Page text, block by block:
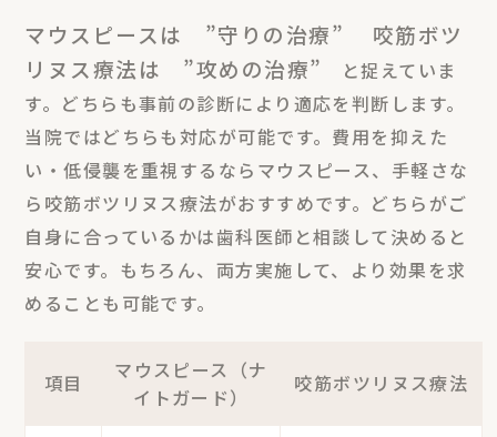
マウスピースは ”守りの治療”
咬筋ボツ
リヌス療法は ”攻めの治療”
と捉えていま
す。どちらも事前の診断により適応を判断します。
当院ではどちらも対応が可能です。費用を抑えた
い・低侵襲を重視するならマウスピース、手軽さな
ら咬筋ボツリヌス療法がおすすめです。どちらがご
自身に合っているかは歯科医師と相談して決めると
安心です。もちろん、両方実施して、より効果を求
めることも可能です。
項目
マウスピース（ナ
イトガード）
咬筋ボツリヌス療法